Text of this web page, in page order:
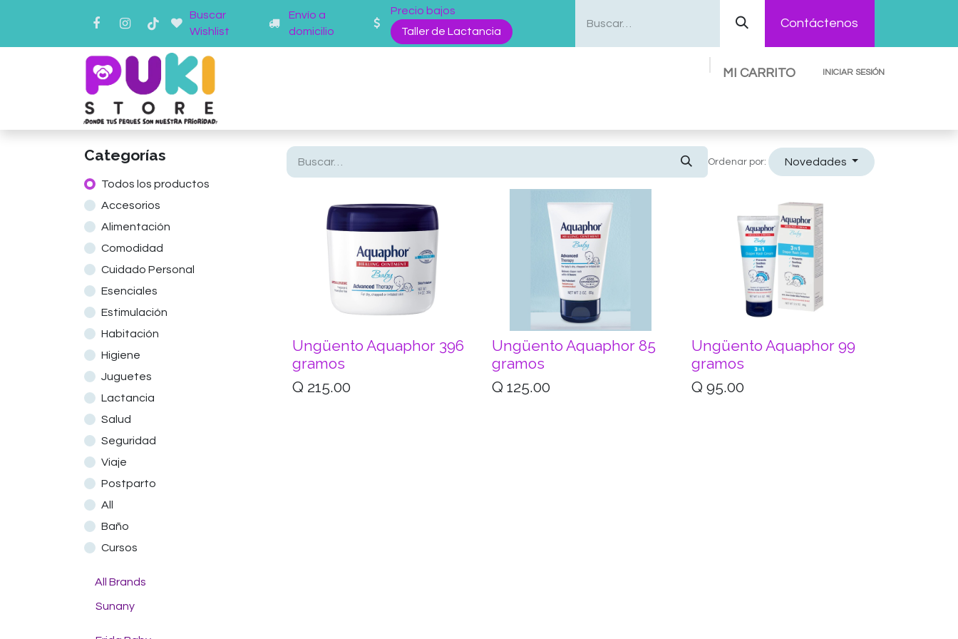
Buscar
Wishlist
Envío a
domicilio
Precio bajos
Taller de Lactancia
Contáctenos
MI CARRITO INICIAR SESIÓN
Categorías
Todos los productos
Accesorios
Alimentación
Comodidad
Cuidado Personal
Esenciales
Estimulación
Habitación
Higiene
Juguetes
Lactancia
Salud
Seguridad
Viaje
Postparto
All
Baño
Cursos
All Brands
Sunany
Ordenar por: Novedades
Ungüento Aquaphor 396
gramos
Q 215.00
Ungüento Aquaphor 85
gramos
Q 125.00
Ungüento Aquaphor 99
gramos
Q 95.00